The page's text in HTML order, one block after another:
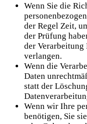
Wenn Sie die
der Regel Zeit,
der Prüfung
der Verarbeitung
verlangen.
Wenn die
Daten
statt der
Wenn wir Ihre
benötigen, Sie